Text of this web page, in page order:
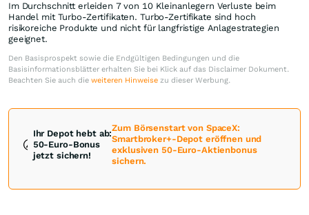
Im Durchschnitt erleiden 7 von 10 Kleinanlegern Verluste beim
Handel mit Turbo-Zertifikaten. Turbo-Zertifikate sind hoch
risikoreiche Produkte und nicht für langfristige Anlagestrategien
geeignet.
Den Basisprospekt sowie die Endgültigen Bedingungen und die
Basisinformationsblätter erhalten Sie bei Klick auf das Disclaimer Dokument.
Beachten Sie auch die weiteren Hinweise zu dieser Werbung.
Ihr Depot hebt ab:
50-Euro-Bonus
jetzt sichern!
Zum Börsenstart von SpaceX:
Smartbroker+-Depot eröffnen und
exklusiven 50-Euro-Aktienbonus
sichern.